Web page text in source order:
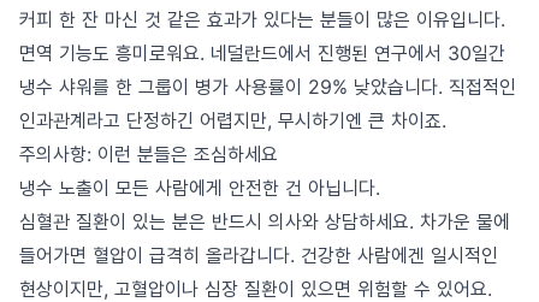
커피 한 잔 마신 것 같은 효과가 있다는 분들이 많은 이유입니다.
면역 기능도 흥미로워요. 네덜란드에서 진행된 연구에서 30일간
냉수 샤워를 한 그룹이 병가 사용률이 29% 낮았습니다. 직접적인
인과관계라고 단정하긴 어렵지만, 무시하기엔 큰 차이죠.
주의사항: 이런 분들은 조심하세요
냉수 노출이 모든 사람에게 안전한 건 아닙니다.
심혈관 질환이 있는 분은 반드시 의사와 상담하세요. 차가운 물에
들어가면 혈압이 급격히 올라갑니다. 건강한 사람에겐 일시적인
현상이지만, 고혈압이나 심장 질환이 있으면 위험할 수 있어요.